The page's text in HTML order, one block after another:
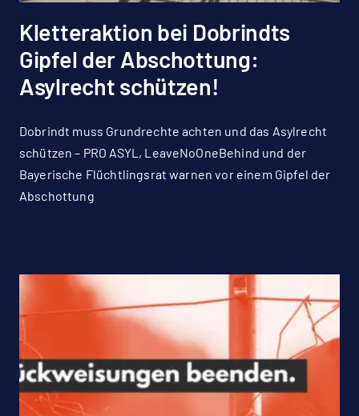
Kletteraktion bei Dobrindts
Gipfel der Abschottung:
Asylrecht schützen!
Dobrindt muss Grundrechte achten und das Asylrecht
schützen – PRO ASYL, LeaveNoOneBehind und der
Bayerische Flüchtlingsrat warnen vor einem Gipfel der
Abschottung